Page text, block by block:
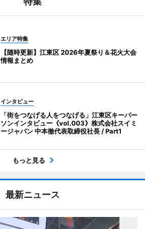
エリア特集
【随時更新】江東区 2026年夏祭り＆花火大会
情報まとめ
インタビュー
「街をつなげる人をつなげる」江東区キーパー
ソンインタビュー《vol.003》株式会社スイミ
ージャパン 中本徹代表取締役社長 / Part1
もっと見る
最新ニュース